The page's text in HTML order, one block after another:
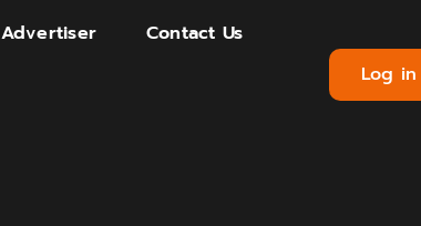
Advertiser Contact Us
Log in